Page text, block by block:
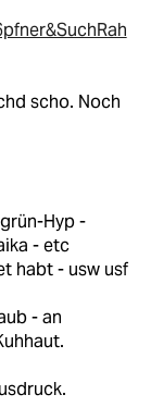
scho. Noch
Hyp -
- etc
habt - usw usf
- an